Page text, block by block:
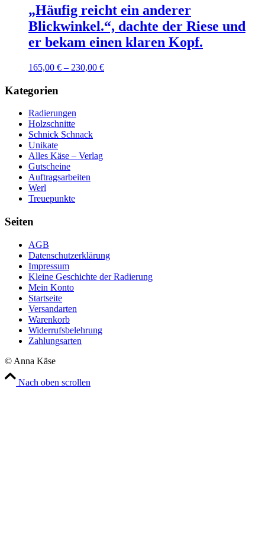
Optionen
können
auf
der
Produktseite
gewählt
werden
Produkt
weist
mehrere
Varianten
auf.
Optionen
auf
Produktseite
gewählt
werden
„Häufig reicht ein anderer
Blickwinkel.“, dachte der Riese und
er bekam einen klaren Kopf.
165,00 € – 230,00 €
Dieses
Produkt
weist
mehrere
Varianten
auf.
Die
Optionen
können
auf
der
gewählt
Kategorien
Radierungen
Holzschnitte
Schnick Schnack
Unikate
Alles Käse – Verlag
Gutscheine
Auftragsarbeiten
Werl
Treuepunkte
Seiten
AGB
Datenschutzerklärung
Impressum
Kleine Geschichte der Radierung
Mein Konto
Startseite
Versandarten
Warenkorb
Widerrufsbelehrung
Zahlungsarten
© Anna Käse
Nach oben scrollen